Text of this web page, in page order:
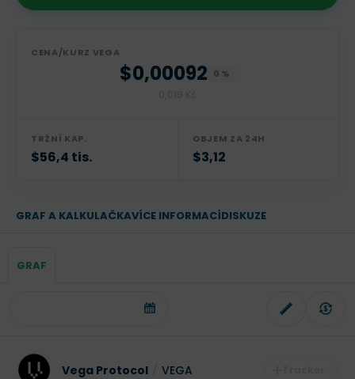
CENA/KURZ VEGA
$0,00092 0 %
TRŽNÍ KAP.
$56,4 tis.
OBJEM ZA 24H
$3,12
GRAF A KALKULAČKAVÍCE INFORMACÍDISKUZE
GRAF
Vega Protocol VEGA